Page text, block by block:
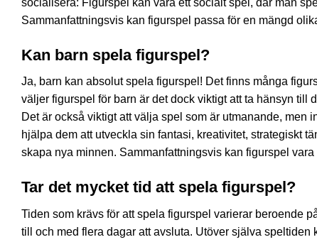
socialisera: Figurspel kan vara ett socialt spel, där man
Sammanfattningsvis kan figurspel passa för en mängd
Kan barn spela figurspel?
Ja, barn kan absolut spela figurspel! Det finns många
väljer figurspel för barn är det dock viktigt att ta hänsyn
Det är också viktigt att välja spel som är utmanande, men
hjälpa dem att utveckla sin fantasi, kreativitet, strategiskt
skapa nya minnen. Sammanfattningsvis kan figurspel
Tar det mycket tid att spela figurspel?
Tiden som krävs för att spela figurspel varierar beroende
till och med flera dagar att avsluta. Utöver själva